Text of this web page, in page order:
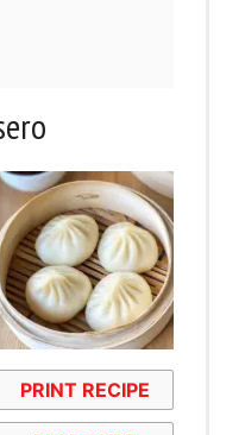
PRINT RECIPE